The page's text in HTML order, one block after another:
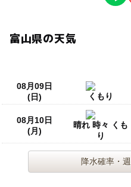
富山県の天気
08月09日
(日)
くもり
08月10日
(月)
晴れ 時々 くも
り
降水確率・